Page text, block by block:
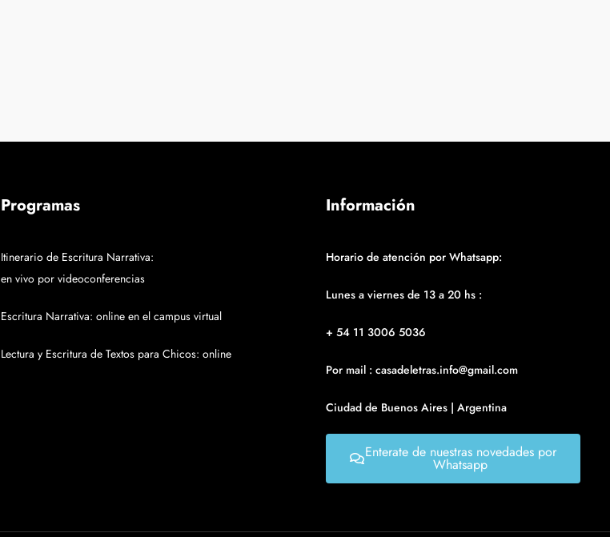
Programas
Itinerario de Escritura Narrativa:
en vivo por videoconferencias
Escritura Narrativa: online en el campus virtual
Lectura y Escritura de Textos para Chicos: online
Información
Horario de atención por Whatsapp:
Lunes a viernes de 13 a 20 hs :
+ 54 11 3006 5036
Por mail : casadeletras.info@gmail.com
Ciudad de Buenos Aires | Argentina
Enterate de nuestras novedades por
Whatsapp